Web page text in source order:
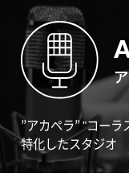
”アカペラ” "コー
特化したスタジオ